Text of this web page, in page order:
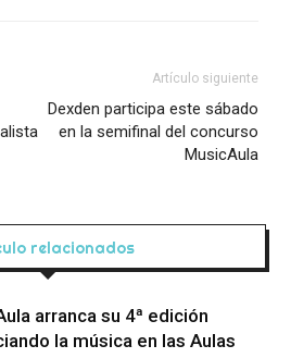
Artículo siguiente
Dexden participa este sábado
en la semifinal del concurso
MusicAula
relacionados
arranca su 4ª edición
la música en las Aulas